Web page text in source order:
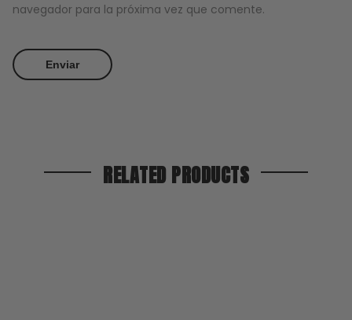
navegador para la próxima vez que comente.
RELATED PRODUCTS